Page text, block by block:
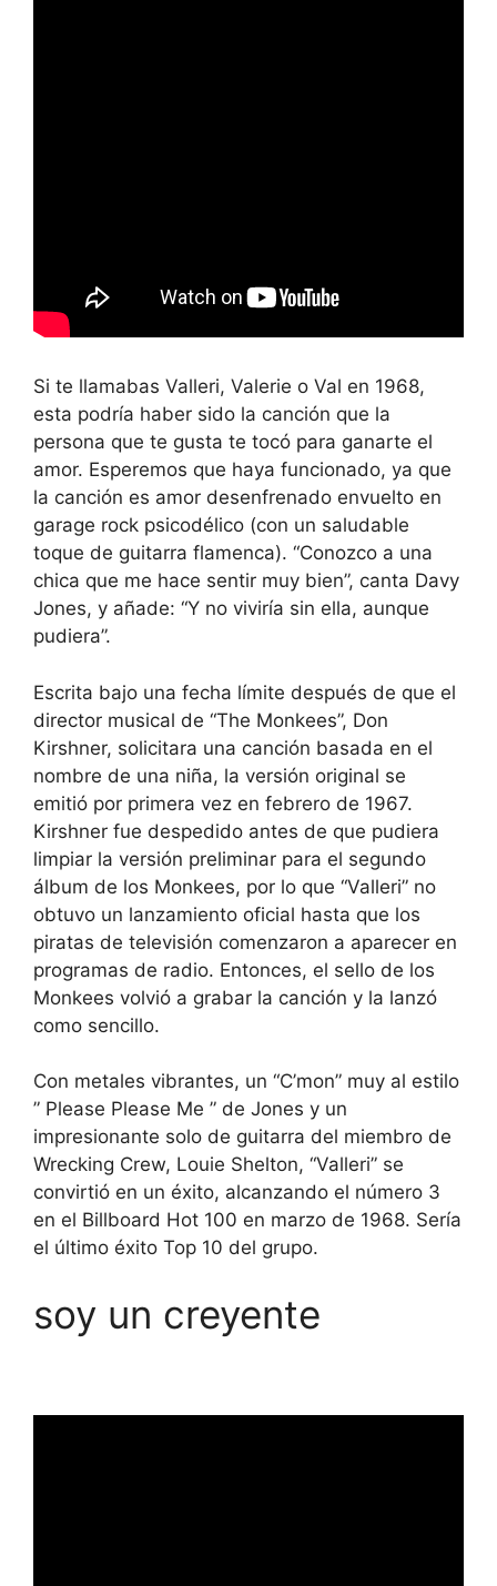
Si te llamabas Valleri, Valerie o Val en 1968,
esta podría haber sido la canción que la
persona que te gusta te tocó para ganarte el
amor. Esperemos que haya funcionado, ya que
la canción es amor desenfrenado envuelto en
garage rock psicodélico (con un saludable
toque de guitarra flamenca). “Conozco a una
chica que me hace sentir muy bien”, canta Davy
Jones, y añade: “Y no viviría sin ella, aunque
pudiera”.
Escrita bajo una fecha límite después de que el
director musical de “The Monkees”, Don
Kirshner, solicitara una canción basada en el
nombre de una niña, la versión original se
emitió por primera vez en febrero de 1967.
Kirshner fue despedido antes de que pudiera
limpiar la versión preliminar para el segundo
álbum de los Monkees, por lo que “Valleri” no
obtuvo un lanzamiento oficial hasta que los
piratas de televisión comenzaron a aparecer en
programas de radio. Entonces, el sello de los
Monkees volvió a grabar la canción y la lanzó
como sencillo.
Con metales vibrantes, un “C’mon” muy al estilo
” Please Please Me ” de Jones y un
impresionante solo de guitarra del miembro de
Wrecking Crew, Louie Shelton, “Valleri” se
convirtió en un éxito, alcanzando el número 3
en el Billboard Hot 100 en marzo de 1968. Sería
el último éxito Top 10 del grupo.
soy un creyente